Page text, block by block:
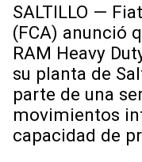
SALTILLO —
(FCA) anunció
RAM Heavy
su planta de
parte de una
movimientos
capacidad de